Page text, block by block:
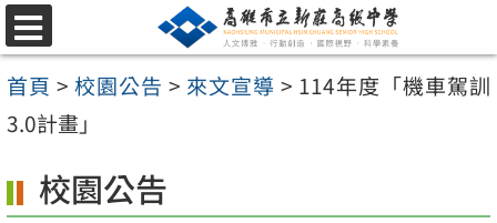
跳
至
主
要
容
選
單
首頁 > 校園公告 > 來文宣導 > 114年度「機車駕訓
3.0計畫」
校園公告